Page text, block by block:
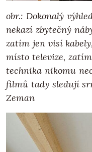
obr.: Dokonalý
nekazí zbytečný
zatím jen visí
místo televize,
technika nikomu
filmů tady sledují
Zeman